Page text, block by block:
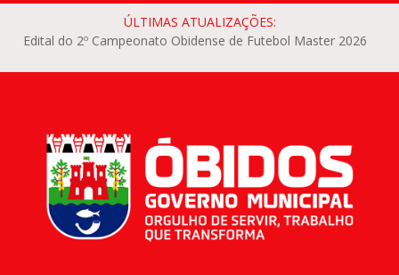
ÚLTIMAS ATUALIZAÇÕES:
Edital do 2º Campeonato Obidense de Futebol Master 2026